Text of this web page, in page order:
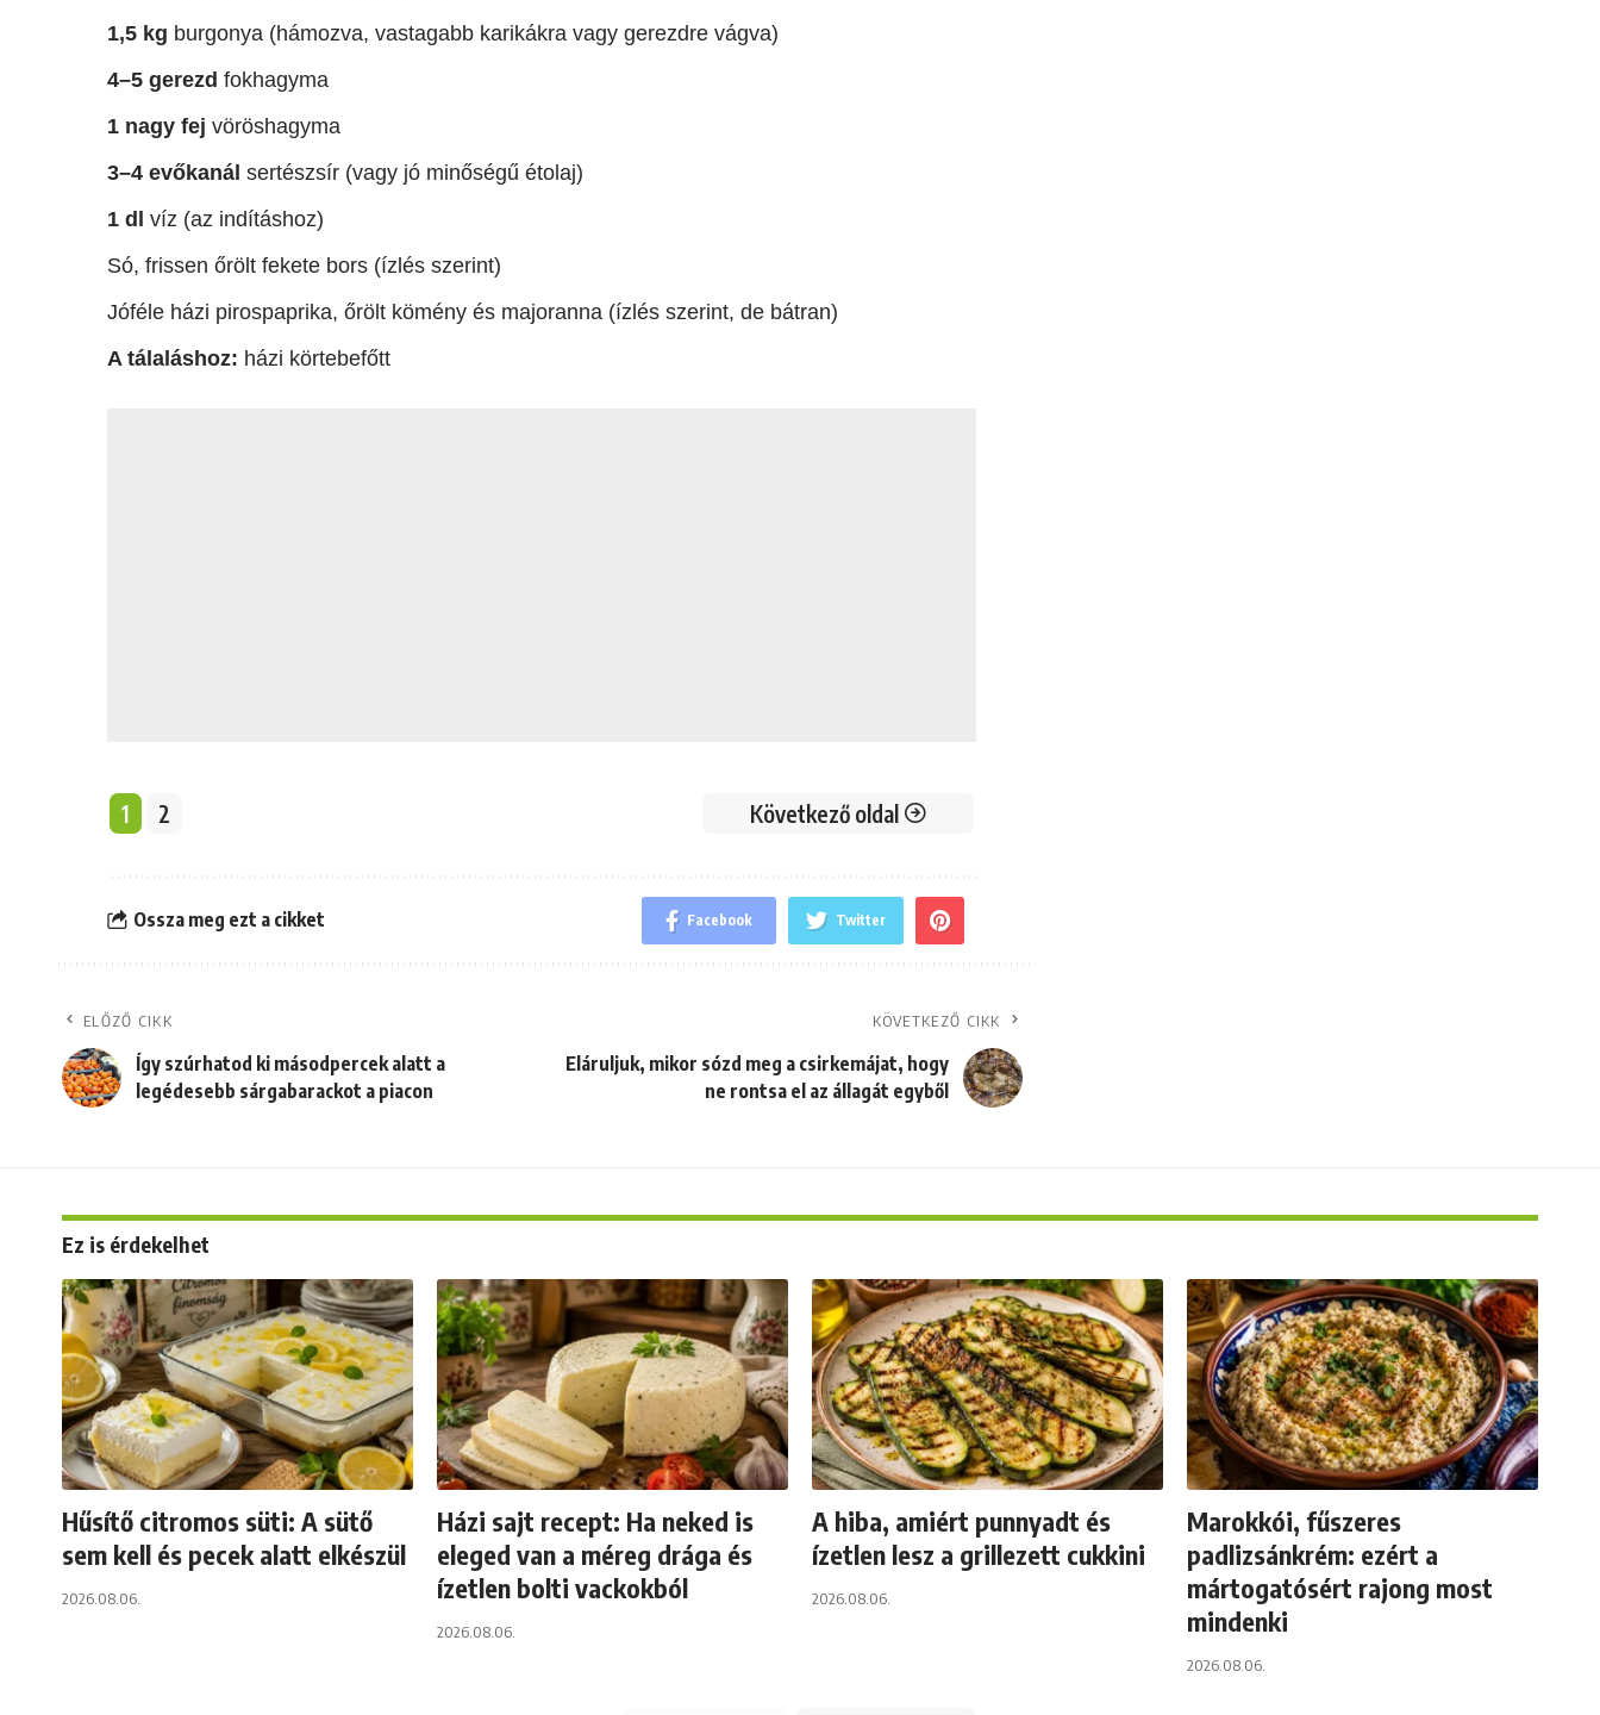
1,5 kg burgonya (hámozva, vastagabb karikákra vagy gerezdre vágva)
4–5 gerezd fokhagyma
1 nagy fej vöröshagyma
3–4 evőkanál sertészsír (vagy jó minőségű étolaj)
1 dl víz (az indításhoz)
Só, frissen őrölt fekete bors (ízlés szerint)
Jóféle házi pirospaprika, őrölt kömény és majoranna (ízlés szerint, de bátran)
A tálaláshoz: házi körtebefőtt
1 2 Következő oldal
Ossza meg ezt a cikket Facebook Twitter
ELŐZŐ CIKK
Így szúrhatod ki másodpercek alatt a
legédesebb sárgabarackot a piacon
KÖVETKEZŐ CIKK
Eláruljuk, mikor sózd meg a csirkemájat, hogy
ne rontsa el az állagát egyből
Ez is érdekelhet
Hűsítő citromos süti: A sütő
sem kell és pecek alatt elkészül
2026.08.06.
Házi sajt recept: Ha neked is
eleged van a méreg drága és
ízetlen bolti vackokból
2026.08.06.
A hiba, amiért punnyadt és
ízetlen lesz a grillezett cukkini
2026.08.06.
Marokkói, fűszeres
padlizsánkrém: ezért a
mártogatósért rajong most
mindenki
2026.08.06.